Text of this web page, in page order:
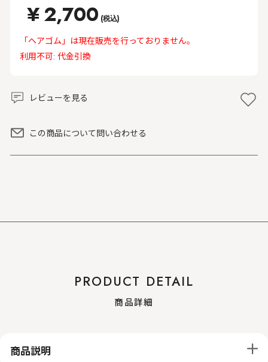
¥2,700 (税込)
「ヘアゴム」は現在販売を行っておりません。
利用不可: 代金引換
レビューを見る
この商品について問い合わせる
PRODUCT DETAIL
商品詳細
商品説明